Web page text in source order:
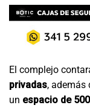
El complejo
privadas, además
un espacio de